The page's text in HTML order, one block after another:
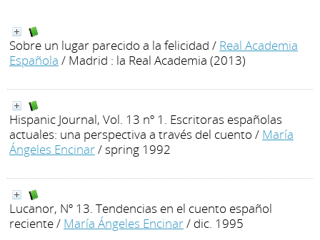
Sobre un lugar parecido a la felicidad / Real Academia
Española / Madrid : la Real Academia (2013)
Hispanic Journal, Vol. 13 nº 1. Escritoras españolas
actuales: una perspectiva a través del cuento / María
Ángeles Encinar/ spring 1992
Lucanor, Nº 13. Tendencias en el cuento español
reciente/ María Ángeles Encinar/ dic. 1995